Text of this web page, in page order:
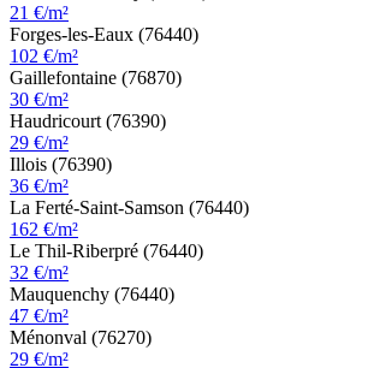
21 €/m²
Forges-les-Eaux (76440)
102 €/m²
Gaillefontaine (76870)
30 €/m²
Haudricourt (76390)
29 €/m²
Illois (76390)
36 €/m²
La Ferté-Saint-Samson (76440)
162 €/m²
Le Thil-Riberpré (76440)
32 €/m²
Mauquenchy (76440)
47 €/m²
Ménonval (76270)
29 €/m²